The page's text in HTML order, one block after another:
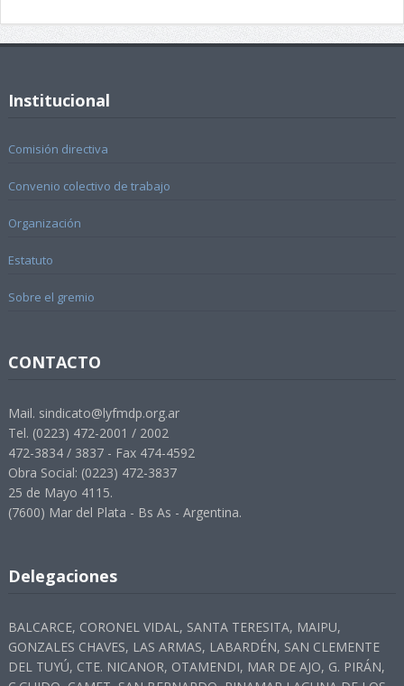
Institucional
Comisión directiva
Convenio colectivo de trabajo
Organización
Estatuto
Sobre el gremio
CONTACTO
Mail. sindicato@lyfmdp.org.ar
Tel. (0223) 472-2001 / 2002
472-3834 / 3837 - Fax 474-4592
Obra Social: (0223) 472-3837
25 de Mayo 4115.
(7600) Mar del Plata - Bs As - Argentina.
Delegaciones
BALCARCE, CORONEL VIDAL, SANTA TERESITA, MAIPU,
GONZALES CHAVES, LAS ARMAS, LABARDÉN, SAN CLEMENTE
DEL TUYÚ, CTE. NICANOR, OTAMENDI, MAR DE AJO, G. PIRÁN,